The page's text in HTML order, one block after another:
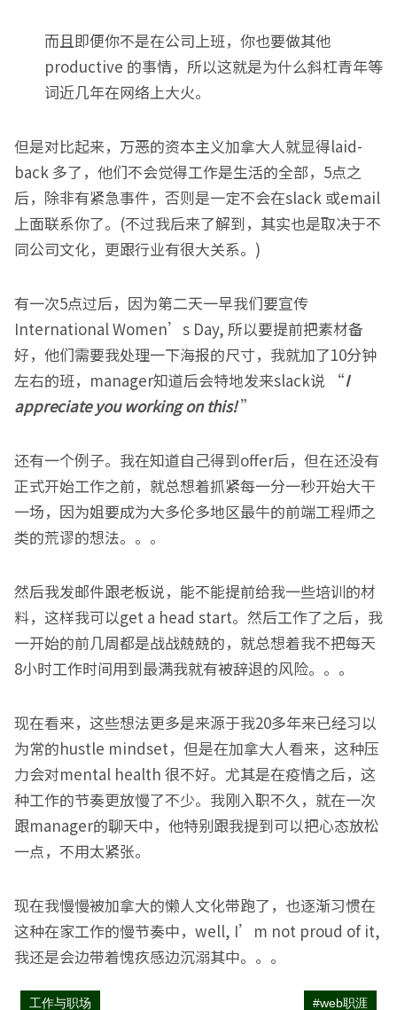
而且即便你不是在公司上班，你也要做其他
productive 的事情，所以这就是为什么斜杠青年等
词近几年在网络上大火。
但是对比起来，万恶的资本主义加拿大人就显得laid-
back 多了，他们不会觉得工作是生活的全部，5点之
后，除非有紧急事件，否则是一定不会在slack 或email
上面联系你了。(不过我后来了解到，其实也是取决于不
同公司文化，更跟行业有很大关系。)
有一次5点过后，因为第二天一早我们要宣传
International Women’s Day, 所以要提前把素材备
好，他们需要我处理一下海报的尺寸，我就加了10分钟
左右的班，manager知道后会特地发来slack说 “I
appreciate you working on this!”
还有一个例子。我在知道自己得到offer后，但在还没有
正式开始工作之前，就总想着抓紧每一分一秒开始大干
一场，因为姐要成为大多伦多地区最牛的前端工程师之
类的荒谬的想法。。。
然后我发邮件跟老板说，能不能提前给我一些培训的材
料，这样我可以get a head start。然后工作了之后，我
一开始的前几周都是战战兢兢的，就总想着我不把每天
8小时工作时间用到最满我就有被辞退的风险。。。
现在看来，这些想法更多是来源于我20多年来已经习以
为常的hustle mindset，但是在加拿大人看来，这种压
力会对mental health 很不好。尤其是在疫情之后，这
种工作的节奏更放慢了不少。我刚入职不久，就在一次
跟manager的聊天中，他特别跟我提到可以把心态放松
一点，不用太紧张。
现在我慢慢被加拿大的懒人文化带跑了，也逐渐习惯在
这种在家工作的慢节奏中，well, I’m not proud of it,
我还是会边带着愧疚感边沉溺其中。。。
工作与职场 #web职涯